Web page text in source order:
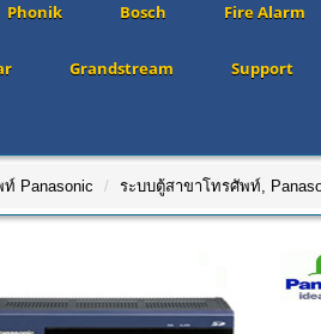
Phonik Bosch Fire Alarm
Grandstream Support
Panasonic ระบบตู้สาขาโทรศัพท์,